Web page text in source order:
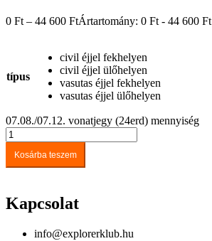
0 Ft – 44 600 FtÁrtartomány: 0 Ft - 44 600 Ft
típus
civil éjjel fekhelyen
civil éjjel ülőhelyen
vasutas éjjel fekhelyen
vasutas éjjel ülőhelyen
07.08./07.12. vonatjegy (24erd) mennyiség
Kosárba teszem
Kapcsolat
info@explorerklub.hu